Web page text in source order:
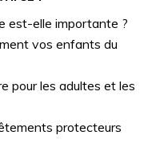
est-elle importante ?
vos enfants du
pour les adultes et les
protecteurs